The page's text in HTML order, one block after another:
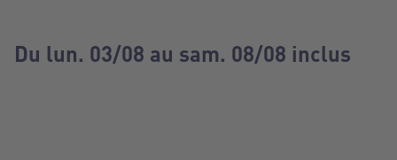
Du lun. 03/08 au sam. 08/08 inclus